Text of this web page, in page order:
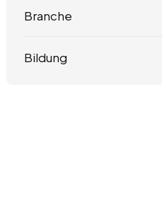
Branche
Bildung